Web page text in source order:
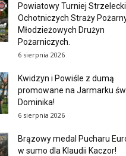
Powiatowy Turniej Strzelecki
Ochotniczych Straży
Młodzieżowych Drużyn
Pożarniczych.
6 sierpnia 2026
Kwidzyn i Powiśle z dumą
promowane na Jarmarku św.
Dominika!
6 sierpnia 2026
Brązowy medal Pucharu
w sumo dla Klaudii Kaczor!